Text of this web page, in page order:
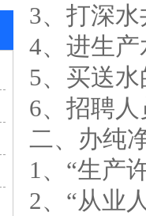
3、打深
4、进生
5、买送
6、招聘
二、办纯
1、“生产
2、“从业